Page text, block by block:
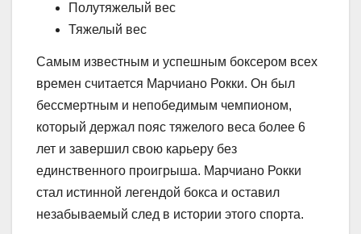
Полутяжелый вес
Тяжелый вес
Самым известным и успешным боксером всех
времен считается Марчиано Рокки. Он был
бессмертным и непобедимым чемпионом,
который держал пояс тяжелого веса более 6
лет и завершил свою карьеру без
единственного проигрыша. Марчиано Рокки
стал истинной легендой бокса и оставил
незабываемый след в истории этого спорта.